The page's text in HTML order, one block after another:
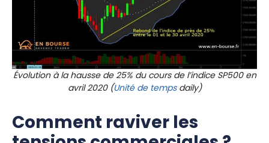
Évolution à la hausse de 25% du cours de l’indice SP500 en
avril 2020 (Unité de tempsdaily)
Comment raviver les